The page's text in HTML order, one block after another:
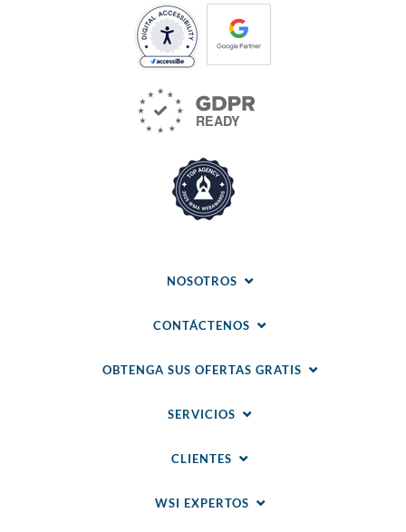
NOSOTROS
CONTÁCTENOS
OBTENGA SUS OFERTAS GRATIS
SERVICIOS
CLIENTES
WSI EXPERTOS